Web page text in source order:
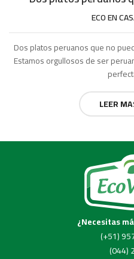
ECO EN
Dos platos peruanos que no
Estamos orgullosos de ser
LEER
¿Necesitas
(+51)
(044)